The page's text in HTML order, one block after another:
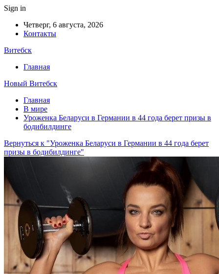
Sign in
Четверг, 6 августа, 2026
Контакты
Витебск
Главная
Новый Витебск
Главная
В мире
Уроженка Беларуси в Германии в 44 года берет призы в
бодибилдинге
Вернуться к "Уроженка Беларуси в Германии в 44 года берет
призы в бодибилдинге"